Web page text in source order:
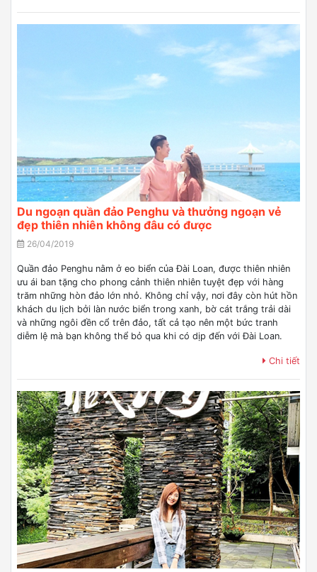
Du ngoạn quần đảo Penghu và thưởng ngoạn vẻ
đẹp thiên nhiên không đâu có được
26/04/2019
Quần đảo Penghu nằm ở eo biển của Đài Loan, được thiên nhiên
ưu ái ban tặng cho phong cảnh thiên nhiên tuyệt đẹp với hàng
trăm những hòn đảo lớn nhỏ. Không chỉ vậy, nơi đây còn hút hồn
khách du lịch bởi làn nước biển trong xanh, bờ cát trắng trải dài
và những ngôi đền cổ trên đảo, tất cả tạo nên một bức tranh
diễm lệ mà bạn không thể bỏ qua khi có dịp đến với Đài Loan.
Chi tiết